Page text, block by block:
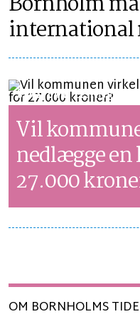
international
SYNSPUNKT LÆSETID 1 MIN.
Vil
nedlægge
27.000
OM BORNHOLMS